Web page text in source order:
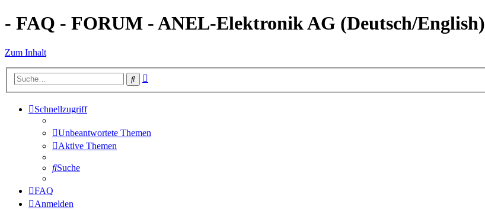
- FAQ - FORUM - ANEL-Elektronik AG (Deutsch/English)
Zum Inhalt
Suche
Schnellzugriff
Unbeantwortete Themen
Aktive Themen
Suche
FAQ
Anmelden